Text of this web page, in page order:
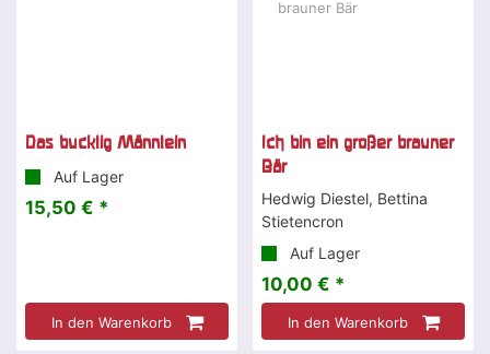
Das bucklig Männlein
Auf Lager
15,50 € *
In den Warenkorb
Ich bin ein großer brauner
Bär
Hedwig Diestel, Bettina
Stietencron
Auf Lager
10,00 € *
In den Warenkorb